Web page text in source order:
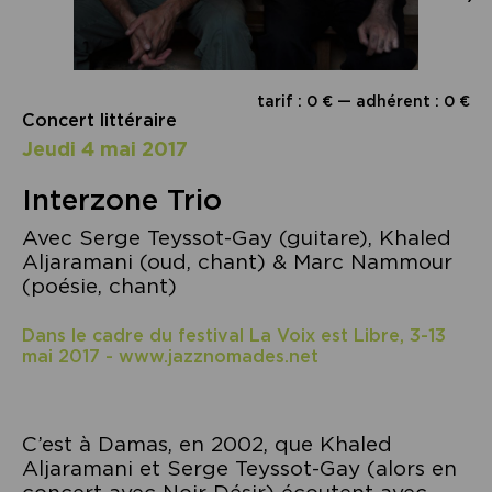
tarif : 0 € — adhérent : 0 €
Concert littéraire
jeudi 4 mai 2017
Interzone Trio
Avec Serge Teyssot-Gay (guitare), Khaled
Aljaramani (oud, chant) & Marc Nammour
(poésie, chant)
Dans le cadre du festival La Voix est Libre, 3-13
mai 2017 - www.jazznomades.net
C’est à Damas, en 2002, que Khaled
Aljaramani et Serge Teyssot-Gay (alors en